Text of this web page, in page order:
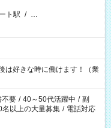
ト駅 / …
は好きな時に働けます！（業
不要 / 40～50代活躍中 / 副
名以上の大量募集 / 電話対応